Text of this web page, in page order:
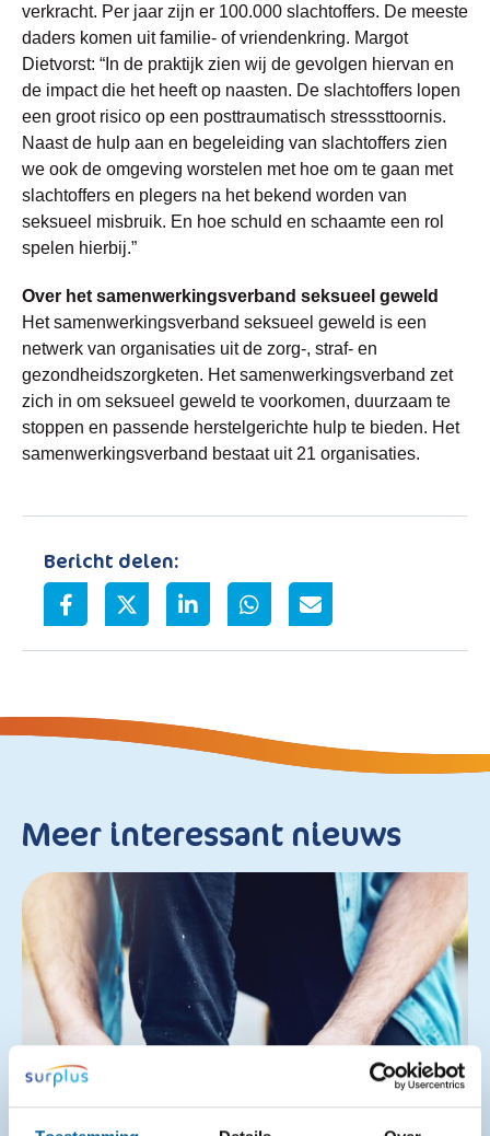
verkracht. Per jaar zijn er 100.000 slachtoffers. De meeste
daders komen uit familie- of vriendenkring. Margot
Dietvorst: “In de praktijk zien wij de gevolgen hiervan en
de impact die het heeft op naasten. De slachtoffers lopen
een groot risico op een posttraumatisch stresssttoornis.
Naast de hulp aan en begeleiding van slachtoffers zien
we ook de omgeving worstelen met hoe om te gaan met
slachtoffers en plegers na het bekend worden van
seksueel misbruik. En hoe schuld en schaamte een rol
spelen hierbij.”
Over het samenwerkingsverband seksueel geweld
Het samenwerkingsverband seksueel geweld is een
netwerk van organisaties uit de zorg-, straf- en
gezondheidszorgketen. Het samenwerkingsverband zet
zich in om seksueel geweld te voorkomen, duurzaam te
stoppen en passende herstelgerichte hulp te bieden. Het
samenwerkingsverband bestaat uit 21 organisaties.
Bericht delen:
Meer interessant nieuws